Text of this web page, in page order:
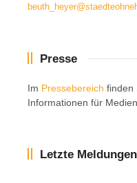
Presse
Im Pressebereich finden
Informationen für
Letzte Meldungen